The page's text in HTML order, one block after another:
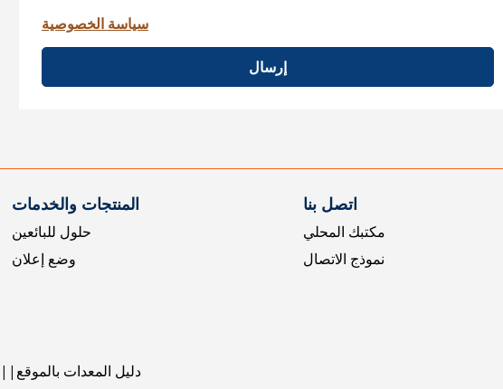
سياسة الخصوصية
إرسال
المنتجات والخدمات
حلول للبائعين
وضع إعلان
اتصل بنا
مكتبك المحلي
نموذج الاتصال
دليل المعدات بالموقع